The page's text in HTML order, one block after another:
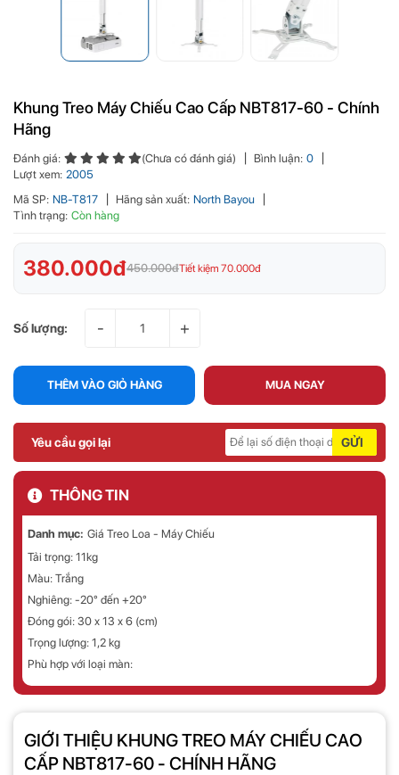
Khung Treo Máy Chiếu Cao Cấp NBT817-60 - Chính
Hãng
Đánh giá: (Chưa có đánh giá) Bình luận: 0
Lượt xem: 2005
Mã SP: NB-T817 Hãng sản xuất: North Bayou
Tình trạng: Còn hàng
380.000đ450.000đTiết kiệm 70.000đ
Số lượng: - +
THÊM VÀO GIỎ HÀNG MUA NGAY
Yêu cầu gọi lại GỬI
THÔNG TIN
Danh mục: Giá Treo Loa - Máy Chiếu
Tải trọng: 11kg
Màu: Trắng
Nghiêng: -20° đến +20°
Đóng gói: 30 x 13 x 6 (cm)
Trọng lượng: 1,2 kg
Phù hợp với loại màn:
GIỚI THIỆU KHUNG TREO MÁY CHIẾU CAO
CẤP NBT817-60 - CHÍNH HÃNG